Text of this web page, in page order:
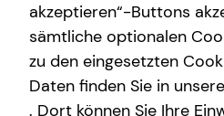
Azubi zum
Versicherung
(m/w/d)
akzeptieren“-Buttons
sämtliche optionalen
zu den eingesetzten
Daten finden Sie in
. Dort können Sie Ihre